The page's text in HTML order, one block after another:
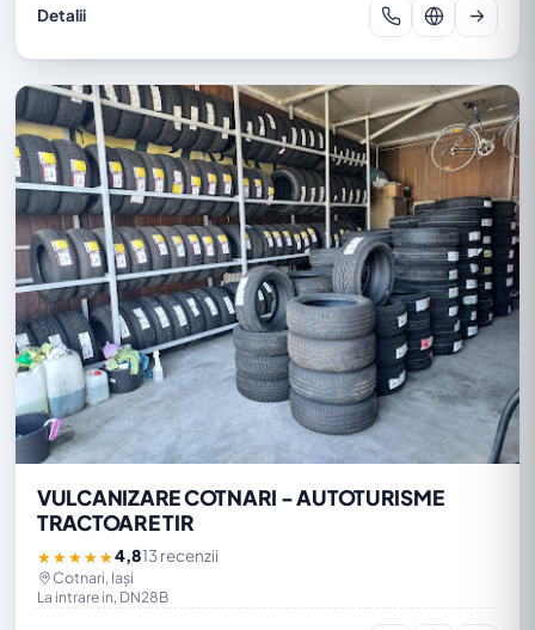
Detalii
VULCANIZARE COTNARI - AUTOTURISME
TRACTOARE TIR
★★★★★4,813 recenzii
Cotnari, Iași
La intrare in, DN28B